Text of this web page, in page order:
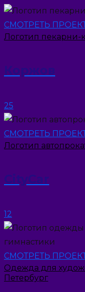
СМОТРЕТЬ
Логотип пекарни-
Коржов
25
СМОТРЕТЬ
Логотип
CityCar
12
СМОТРЕТЬ
Одежда для
Петербург